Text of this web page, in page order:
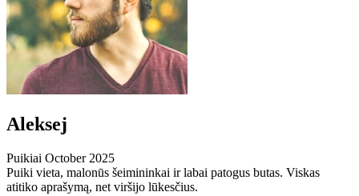
Aleksej
Puikiai October 2025
Puiki vieta, malonūs šeimininkai ir labai patogus butas. Viskas
atitiko aprašymą, net viršijo lūkesčius.